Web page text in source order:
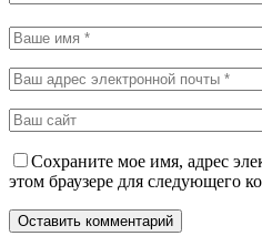
Сохраните мое имя, адрес
этом браузере для следующего